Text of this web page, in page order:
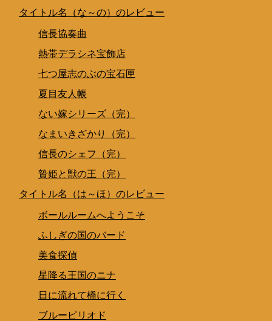
タイトル名（な～の）のレビュー
信長協奏曲
熱帯デラシネ宝飾店
七つ屋志のぶの宝石匣
夏目友人帳
ない嫁シリーズ（完）
なまいきざかり（完）
信長のシェフ（完）
贄姫と獣の王（完）
タイトル名（は～ほ）のレビュー
ボールルームへようこそ
ふしぎの国のバード
美食探偵
星降る王国のニナ
日に流れて橋に行く
ブルーピリオド